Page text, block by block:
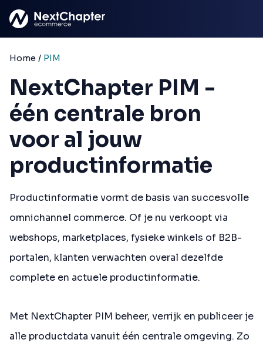
Home / PIM
NextChapter PIM -
één centrale bron
voor al jouw
productinformatie
Productinformatie vormt de basis van succesvolle
omnichannel commerce. Of je nu verkoopt via
webshops, marketplaces, fysieke winkels of B2B-
portalen, klanten verwachten overal dezelfde
complete en actuele productinformatie.
Met NextChapter PIM beheer, verrijk en publiceer je
alle productdata vanuit één centrale omgeving. Zo